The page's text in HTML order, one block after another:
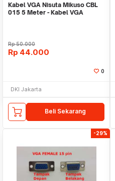
Kabel VGA Nisuta Mikuso CBL
015 5 Meter - Kabel VGA
Rp50.000
Rp 44.000
0
DKI Jakarta
Beli Sekarang
-29%